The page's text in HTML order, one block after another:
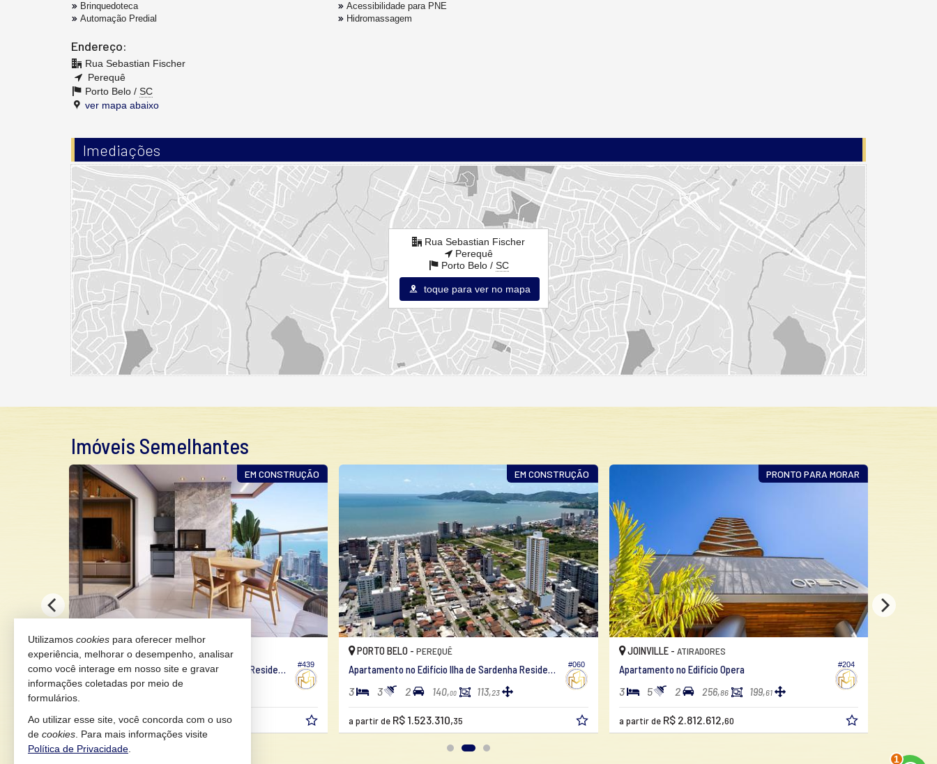
Brinquedoteca
Automação Predial
Acessibilidade para PNE
Hidromassagem
Endereço:
Rua Sebastian Fischer
Perequê
Porto Belo / SC
ver mapa abaixo
Imediações
Rua Sebastian Fischer
Perequê
Porto Belo / SC
toque para ver no mapa
Imóveis Semelhantes
EM CONSTRUÇÃO
#439
PORTO BELO -PEREQUÊ
Apartamento no Edifício Ilha de Sardenha Residencial
3 4 2
a partir deR$ 1.583.878, 83
EM CONSTRUÇÃO
#060
PORTO BELO -PEREQUÊ
Apartamento no Edifício Ilha de Sardenha Residencial
3 3 2 140,00 113,23
a partir de R$ 1.523.310,35
PRONTO PARA MORAR
#204
JOINVILLE - ATIRADORES
Apartamento no Edifício Opera
3 5 2 256,86 199,61
a partir de R$ 2.812.612,60
2
Utilizamos cookies para oferecer melhor
experiência, melhorar o desempenho, analisar
como você interage em nosso site e gravar
informações coletadas por meio de
formulários.
Ao utilizar esse site, você concorda com o uso
de cookies . Para mais informações visite
Política de Privacidade